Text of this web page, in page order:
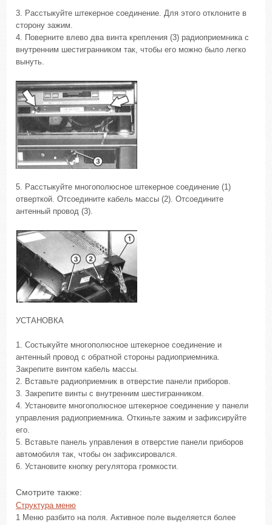
3. Расстыкуйте штекерное соединение. Для этого отклоните в
сторону зажим.
4. Поверните влево два винта крепления (3) радиоприемника с
внутренним шестигранником так, чтобы его можно было легко
вынуть.
5. Расстыкуйте многополюсное штекерное соединение (1)
отверткой. Отсоедините кабель массы (2). Отсоедините
антенный провод (3).
УСТАНОВКА
1. Состыкуйте многополюсное штекерное соединение и
антенный провод с обратной стороны радиоприемника.
Закрепите винтом кабель массы.
2. Вставьте радиоприемник в отверстие панели приборов.
3. Закрепите винты с внутренним шестигранником.
4. Установите многополюсное штекерное соединение у панели
управления радиоприемника. Откиньте зажим и зафиксируйте
его.
5. Вставьте панель управления в отверстие панели приборов
автомобиля так, чтобы он зафиксировался.
6. Установите кнопку регулятора громкости.
Смотрите также:
Структура меню
1 Меню разбито на поля. Активное поле выделяется более